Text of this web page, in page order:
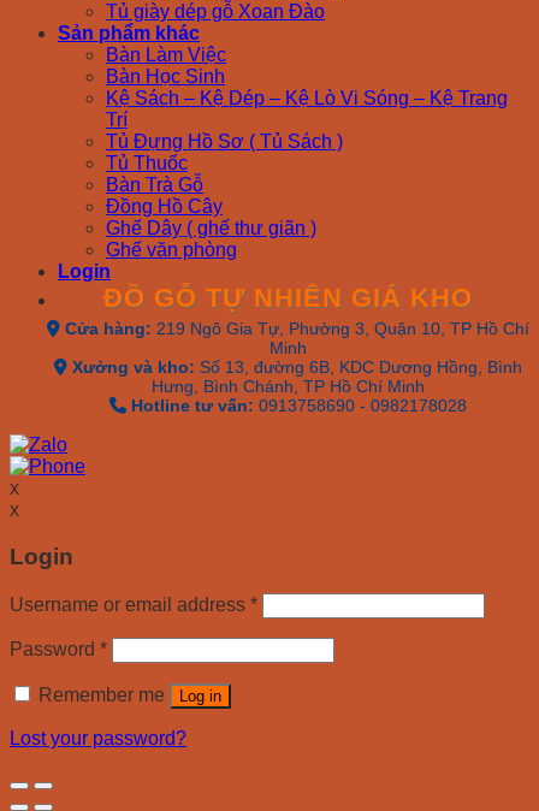
Tủ giày dép gỗ Xoan Đào
Sản phẩm khác
Bàn Làm Việc
Bàn Học Sinh
Kệ Sách – Kệ Dép – Kệ Lò Vi Sóng – Kệ Trang
Trí
Tủ Đựng Hồ Sơ ( Tủ Sách )
Tủ Thuốc
Bàn Trà Gỗ
Đồng Hồ Cây
Ghế Dây ( ghế thư giãn )
Ghế văn phòng
Login
ĐỒ GỖ TỰ NHIÊN GIÁ KHO
Cửa hàng: 219 Ngô Gia Tự, Phường 3, Quận 10, TP Hồ Chí
Minh
Xưởng và kho: Số 13, đường 6B, KDC Dương Hồng, Bình
Hưng, Bình Chánh, TP Hồ Chí Minh
Hotline tư vấn: 0913758690 - 0982178028
x
x
Login
Username or email address *
Password *
Remember me Log in
Lost your password?